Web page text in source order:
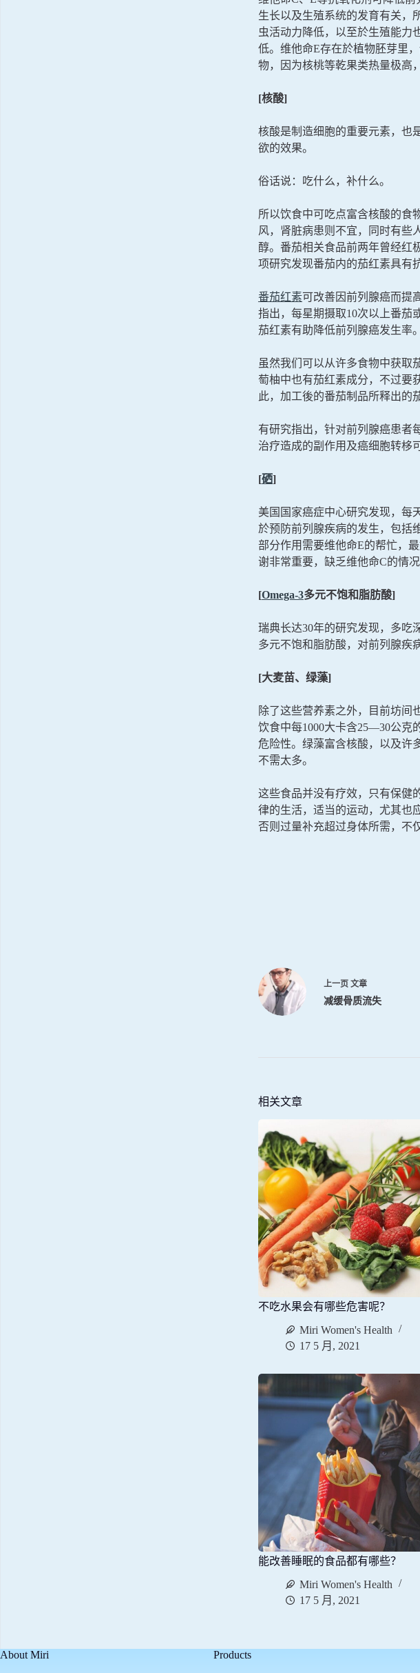
生长以及生殖系统的发育有关，
虫活动力降低，以至於生殖能力
低。维他命E存在於植物胚芽里
物，因为核桃等乾果类热量极高
[核酸]
核酸是制造细胞的重要元素，也
欲的效果。
俗话说：吃什么，补什么。
所以饮食中可吃点富含核酸的食
风，肾脏病患则不宜，同时有些
醇。番茄相关食品前两年曾经红
项研究发现番茄内的茄红素具有
番茄红素可改善因前列腺癌而提
指出，每星期摄取10次以上番茄
茄红素有助降低前列腺癌发生率。
虽然我们可以从许多食物中获取
萄柚中也有茄红素成分，不过要
此，加工後的番茄制品所释出的
有研究指出，针对前列腺癌患者
治疗造成的副作用及癌细胞转栘
[硒]
美国国家癌症中心研究发现，每
於预防前列腺疾病的发生，包括
部分作用需要维他命E的帮忙，
谢非常重要，缺乏维他命C的情
[Omega-3多元不饱和脂肪酸]
瑞典长达30年的研究发现，多吃
多元不饱和脂肪酸，对前列腺疾
[大麦苗、绿藻]
除了这些营养素之外，目前坊间
饮食中每1000大卡含25—30公克
危险性。绿藻富含核酸，以及许
不需太多。
这些食品并没有疗效，只有保健
律的生活，适当的运动，尤其也
否则过量补充超过身体所需，不
上一页 文章
减缓骨质流失
相关文章
不吃水果会有哪些危害呢？
Miri Women's Health
17 5 月, 2021
能改善睡眠的食品都有哪些？
Miri Women's Health
17 5 月, 2021
About Miri Products